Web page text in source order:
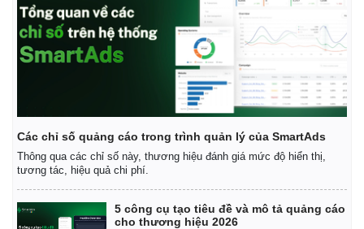
Các chỉ số quảng cáo trong trình quản lý của SmartAds
Thông qua các chỉ số này, thương hiệu đánh giá mức độ hiển thị,
tương tác, hiệu quả chi phí.
5 công cụ tạo tiêu đề và mô tả quảng cáo
cho thương hiệu 2026